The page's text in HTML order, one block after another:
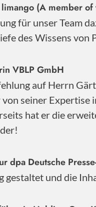
(A member
für unser Team
des Wissens
VBLP GmbH
auf Herrn
seiner
hat er die
dpa Deutsche
und die